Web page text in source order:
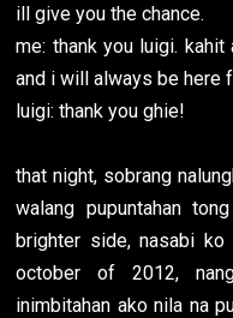
ill give you the chance.
me: thank you luigi. kahit
and i will always be here
luigi: thank you ghie!
that night, sobrang
walang pupuntahan
brighter side, nasabi ko
october of 2012,
inimbitahan ako nila na